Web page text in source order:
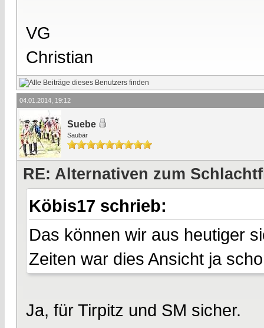
VG
Christian
04.01.2014, 19:12
Suebe
Saubär
RE: Alternativen zum
Köbis17 schrieb:
Das können wir aus heutiger
Zeiten war dies Ansicht ja
Ja, für Tirpitz und SM sicher.